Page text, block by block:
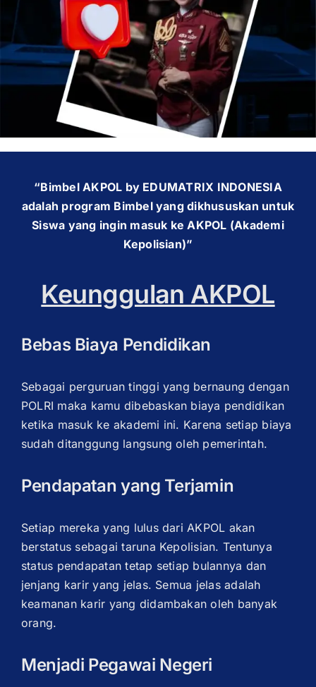
OUR PROGRAM
REGISTRATION
CONTACT US
“Bimbel AKPOL by EDUMATRIX INDONESIA
adalah program Bimbel yang dikhususkan untuk
Siswa yang ingin masuk ke AKPOL (Akademi
Kepolisian)”
Keunggulan AKPOL
Bebas Biaya Pendidikan
Sebagai perguruan tinggi yang bernaung dengan
POLRI maka kamu dibebaskan biaya pendidikan
ketika masuk ke akademi ini. Karena setiap biaya
sudah ditanggung langsung oleh pemerintah.
Pendapatan yang Terjamin
Setiap mereka yang lulus dari AKPOL akan
berstatus sebagai taruna Kepolisian. Tentunya
status pendapatan tetap setiap bulannya dan
jenjang karir yang jelas. Semua jelas adalah
keamanan karir yang didambakan oleh banyak
orang.
Menjadi Pegawai Negeri